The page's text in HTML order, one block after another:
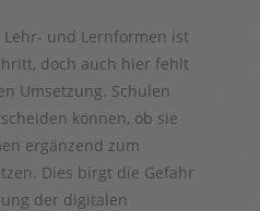
und Lernformen ist
doch auch hier fehlt
Umsetzung. Schulen
können, ob sie
ergänzend zum
Dies birgt die Gefahr
der digitalen